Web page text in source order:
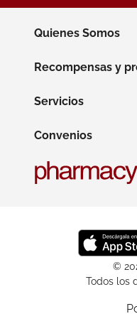
Quienes Somos
Recompensas y
Servicios
Convenios
©
Todos los